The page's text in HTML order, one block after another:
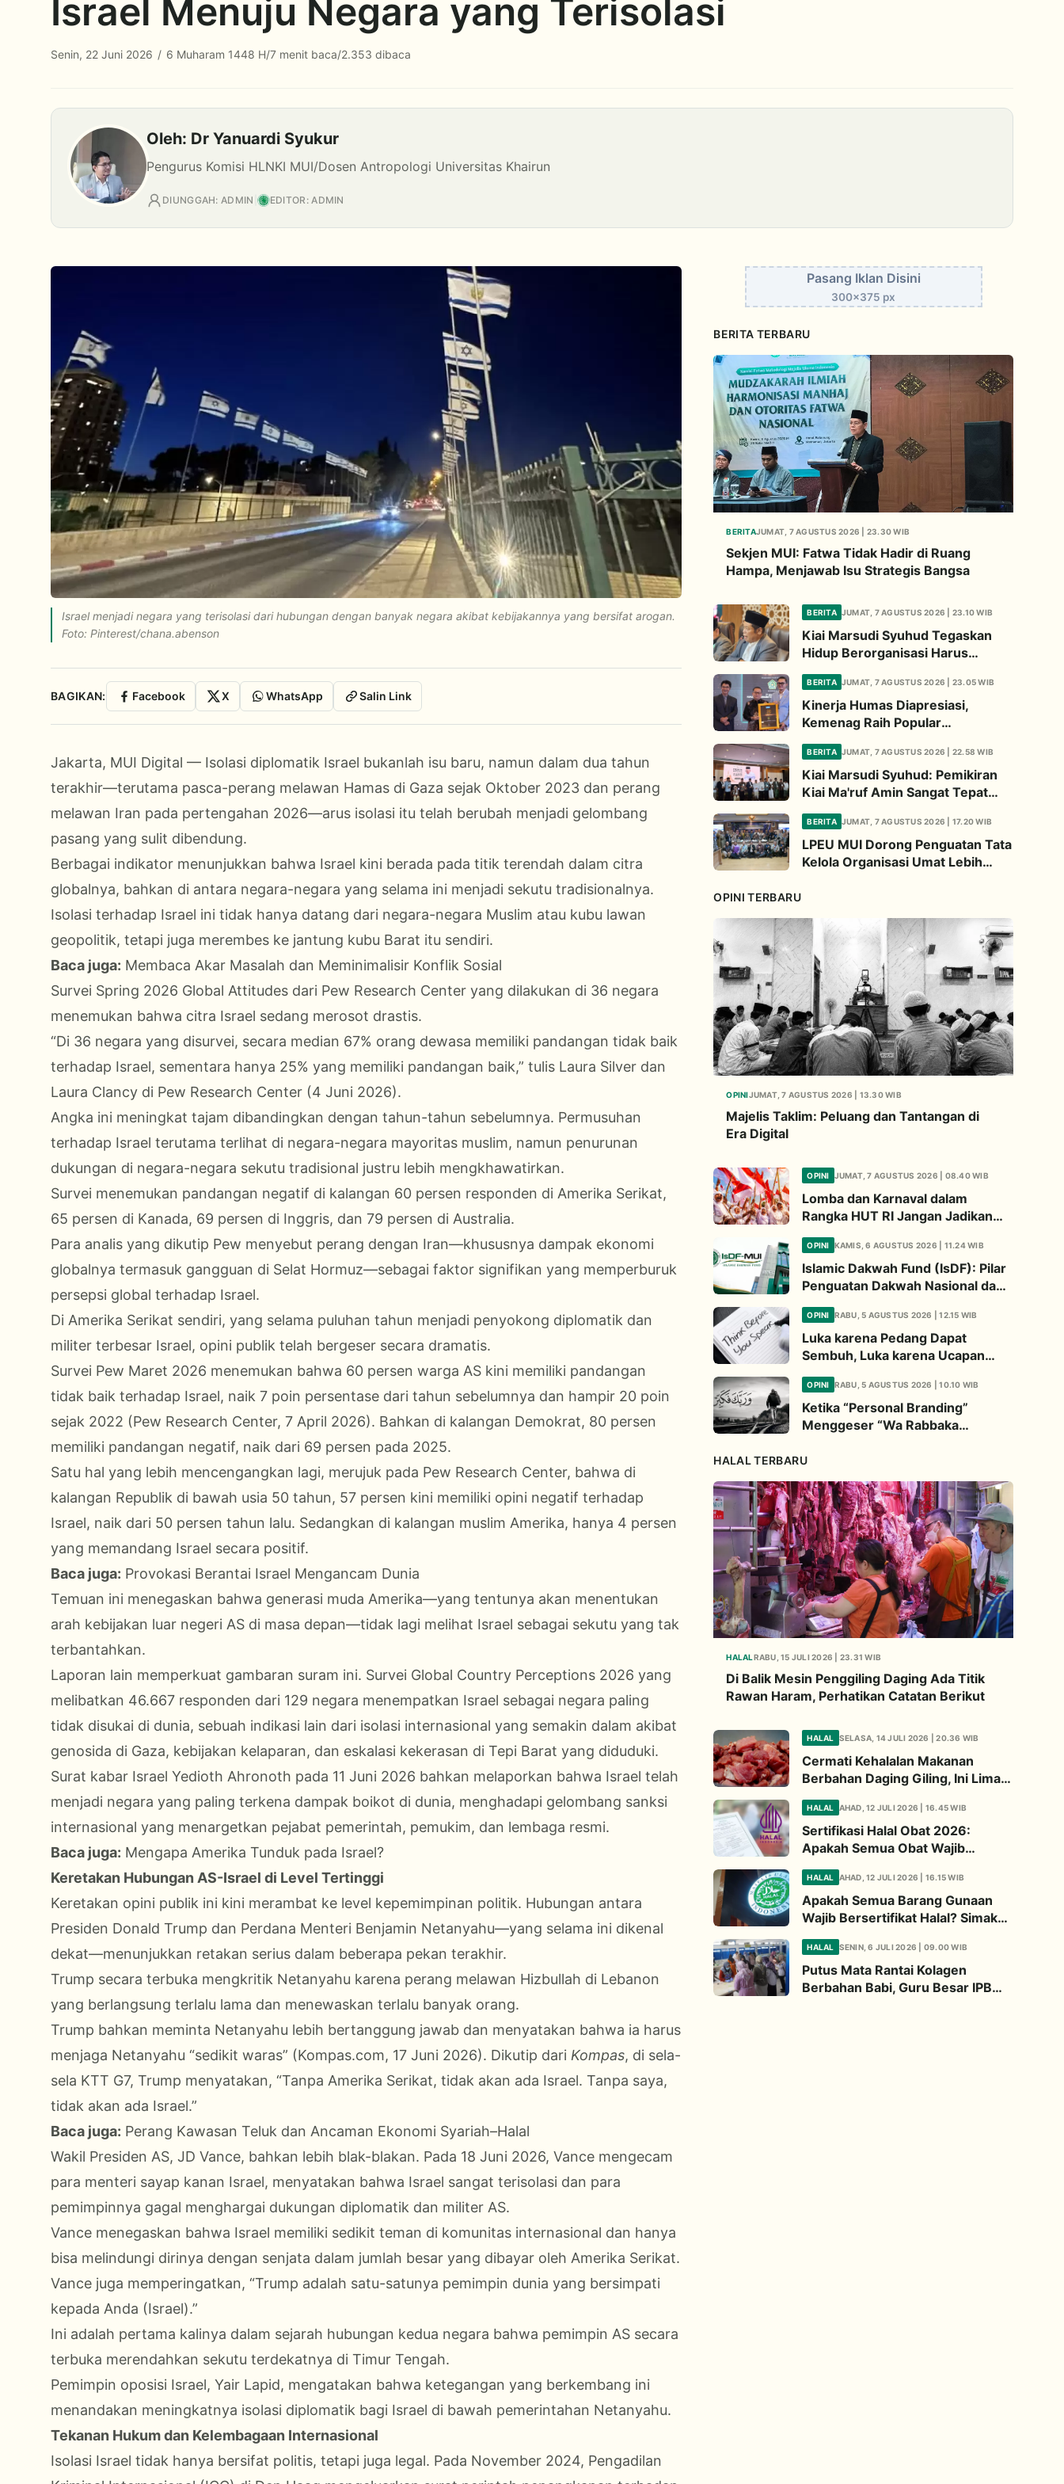
Israel Menuju Negara yang Terisolasi
Senin, 22 Juni 2026 / 6 Muharam 1448 H/7 menit baca/2.353 dibaca
Oleh: Dr Yanuardi Syukur
Pengurus Komisi HLNKI MUI/Dosen Antropologi Universitas Khairun
DIUNGGAH: ADMIN EDITOR: ADMIN
Israel menjadi negara yang terisolasi dari hubungan dengan banyak negara akibat kebijakannya yang bersifat arogan.
Foto: Pinterest/chana.abenson
BAGIKAN: Facebook X WhatsApp Salin Link
Jakarta, MUI Digital — Isolasi diplomatik Israel bukanlah isu baru, namun dalam dua tahun
terakhir—terutama pasca-perang melawan Hamas di Gaza sejak Oktober 2023 dan perang
melawan Iran pada pertengahan 2026—arus isolasi itu telah berubah menjadi gelombang
pasang yang sulit dibendung.
Berbagai indikator menunjukkan bahwa Israel kini berada pada titik terendah dalam citra
globalnya, bahkan di antara negara-negara yang selama ini menjadi sekutu tradisionalnya.
Isolasi terhadap Israel ini tidak hanya datang dari negara-negara Muslim atau kubu lawan
geopolitik, tetapi juga merembes ke jantung kubu Barat itu sendiri.
Baca juga: Membaca Akar Masalah dan Meminimalisir Konflik Sosial
Survei Spring 2026 Global Attitudes dari Pew Research Center yang dilakukan di 36 negara
menemukan bahwa citra Israel sedang merosot drastis.
“Di 36 negara yang disurvei, secara median 67% orang dewasa memiliki pandangan tidak baik
terhadap Israel, sementara hanya 25% yang memiliki pandangan baik,” tulis Laura Silver dan
Laura Clancy di Pew Research Center (4 Juni 2026).
Angka ini meningkat tajam dibandingkan dengan tahun-tahun sebelumnya. Permusuhan
terhadap Israel terutama terlihat di negara-negara mayoritas muslim, namun penurunan
dukungan di negara-negara sekutu tradisional justru lebih mengkhawatirkan.
Survei menemukan pandangan negatif di kalangan 60 persen responden di Amerika Serikat,
65 persen di Kanada, 69 persen di Inggris, dan 79 persen di Australia.
Para analis yang dikutip Pew menyebut perang dengan Iran—khususnya dampak ekonomi
globalnya termasuk gangguan di Selat Hormuz—sebagai faktor signifikan yang memperburuk
persepsi global terhadap Israel.
Di Amerika Serikat sendiri, yang selama puluhan tahun menjadi penyokong diplomatik dan
militer terbesar Israel, opini publik telah bergeser secara dramatis.
Survei Pew Maret 2026 menemukan bahwa 60 persen warga AS kini memiliki pandangan
tidak baik terhadap Israel, naik 7 poin persentase dari tahun sebelumnya dan hampir 20 poin
sejak 2022 (Pew Research Center, 7 April 2026). Bahkan di kalangan Demokrat, 80 persen
memiliki pandangan negatif, naik dari 69 persen pada 2025.
Satu hal yang lebih mencengangkan lagi, merujuk pada Pew Research Center, bahwa di
kalangan Republik di bawah usia 50 tahun, 57 persen kini memiliki opini negatif terhadap
Israel, naik dari 50 persen tahun lalu. Sedangkan di kalangan muslim Amerika, hanya 4 persen
yang memandang Israel secara positif.
Baca juga: Provokasi Berantai Israel Mengancam Dunia
Temuan ini menegaskan bahwa generasi muda Amerika—yang tentunya akan menentukan
arah kebijakan luar negeri AS di masa depan—tidak lagi melihat Israel sebagai sekutu yang tak
terbantahkan.
Laporan lain memperkuat gambaran suram ini. Survei Global Country Perceptions 2026 yang
melibatkan 46.667 responden dari 129 negara menempatkan Israel sebagai negara paling
tidak disukai di dunia, sebuah indikasi lain dari isolasi internasional yang semakin dalam akibat
genosida di Gaza, kebijakan kelaparan, dan eskalasi kekerasan di Tepi Barat yang diduduki.
Surat kabar Israel Yedioth Ahronoth pada 11 Juni 2026 bahkan melaporkan bahwa Israel telah
menjadi negara yang paling terkena dampak boikot di dunia, menghadapi gelombang sanksi
internasional yang menargetkan pejabat pemerintah, pemukim, dan lembaga resmi.
Baca juga: Mengapa Amerika Tunduk pada Israel?
Keretakan Hubungan AS-Israel di Level Tertinggi
Keretakan opini publik ini kini merambat ke level kepemimpinan politik. Hubungan antara
Presiden Donald Trump dan Perdana Menteri Benjamin Netanyahu—yang selama ini dikenal
dekat—menunjukkan retakan serius dalam beberapa pekan terakhir.
Trump secara terbuka mengkritik Netanyahu karena perang melawan Hizbullah di Lebanon
yang berlangsung terlalu lama dan menewaskan terlalu banyak orang.
Trump bahkan meminta Netanyahu lebih bertanggung jawab dan menyatakan bahwa ia harus
menjaga Netanyahu “sedikit waras” (Kompas.com, 17 Juni 2026). Dikutip dari Kompas, di sela-
sela KTT G7, Trump menyatakan, “Tanpa Amerika Serikat, tidak akan ada Israel. Tanpa saya,
tidak akan ada Israel.”
Baca juga: Perang Kawasan Teluk dan Ancaman Ekonomi Syariah–Halal
Wakil Presiden AS, JD Vance, bahkan lebih blak-blakan. Pada 18 Juni 2026, Vance mengecam
para menteri sayap kanan Israel, menyatakan bahwa Israel sangat terisolasi dan para
pemimpinnya gagal menghargai dukungan diplomatik dan militer AS.
Vance menegaskan bahwa Israel memiliki sedikit teman di komunitas internasional dan hanya
bisa melindungi dirinya dengan senjata dalam jumlah besar yang dibayar oleh Amerika Serikat.
Vance juga memperingatkan, “Trump adalah satu-satunya pemimpin dunia yang bersimpati
kepada Anda (Israel).”
Ini adalah pertama kalinya dalam sejarah hubungan kedua negara bahwa pemimpin AS secara
terbuka merendahkan sekutu terdekatnya di Timur Tengah.
Pemimpin oposisi Israel, Yair Lapid, mengatakan bahwa ketegangan yang berkembang ini
menandakan meningkatnya isolasi diplomatik bagi Israel di bawah pemerintahan Netanyahu.
Tekanan Hukum dan Kelembagaan Internasional
Isolasi Israel tidak hanya bersifat politis, tetapi juga legal. Pada November 2024, Pengadilan
Pasang Iklan Disini
300x375 px
BERITA TERBARU
BERITAJUMAT, 7 AGUSTUS 2026 | 23.30 WIB
Sekjen MUI: Fatwa Tidak Hadir di Ruang
Hampa, Menjawab Isu Strategis Bangsa
BERITA JUMAT, 7 AGUSTUS 2026 | 23.10 WIB
Kiai Marsudi Syuhud Tegaskan
Hidup Berorganisasi Harus
BERITA JUMAT, 7 AGUSTUS 2026 | 23.05 WIB
Kinerja Humas Diapresiasi,
Kemenag Raih Popular
2026
BERITA JUMAT, 7 AGUSTUS 2026 | 22.58 WIB
Kiai Marsudi Syuhud: Pemikiran
Kiai Ma'ruf Amin Sangat Tepat
BERITA JUMAT, 7 AGUSTUS 2026 | 17.20 WIB
LPEU MUI Dorong Penguatan Tata
Kelola Organisasi Umat Lebih
OPINI TERBARU
OPINIJUMAT, 7 AGUSTUS 2026 | 13.30 WIB
Majelis Taklim: Peluang dan Tantangan di
Era Digital
OPINI JUMAT, 7 AGUSTUS 2026 | 08.40 WIB
Lomba dan Karnaval dalam
Rangka HUT RI Jangan Jadikan
OPINI KAMIS, 6 AGUSTUS 2026 | 11.24 WIB
Islamic Dakwah Fund (IsDF): Pilar
Penguatan Dakwah Nasional dan
Global
OPINI RABU, 5 AGUSTUS 2026 | 12.15 WIB
Luka karena Pedang Dapat
Sembuh, Luka karena Ucapan
OPINI RABU, 5 AGUSTUS 2026 | 10.10 WIB
Ketika “Personal Branding”
Menggeser “Wa Rabbaka
HALAL TERBARU
HALALRABU, 15 JULI 2026 | 23.31 WIB
Di Balik Mesin Penggiling Daging Ada Titik
Rawan Haram, Perhatikan Catatan Berikut
HALAL SELASA, 14 JULI 2026 | 20.36 WIB
Cermati Kehalalan Makanan
Berbahan Daging Giling, Ini Lima
Titik Kritis yang Wajib
Diperhatikan
HALAL AHAD, 12 JULI 2026 | 16.45 WIB
Sertifikasi Halal Obat 2026:
Apakah Semua Obat Wajib
Bersertifikat Halal? Begini
Penjelasannya
HALAL AHAD, 12 JULI 2026 | 16.15 WIB
Apakah Semua Barang Gunaan
Wajib Bersertifikat Halal? Simak
Penjelasan Ini
HALAL SENIN, 6 JULI 2026 | 09.00 WIB
Putus Mata Rantai Kolagen
Berbahan Babi, Guru Besar IPB